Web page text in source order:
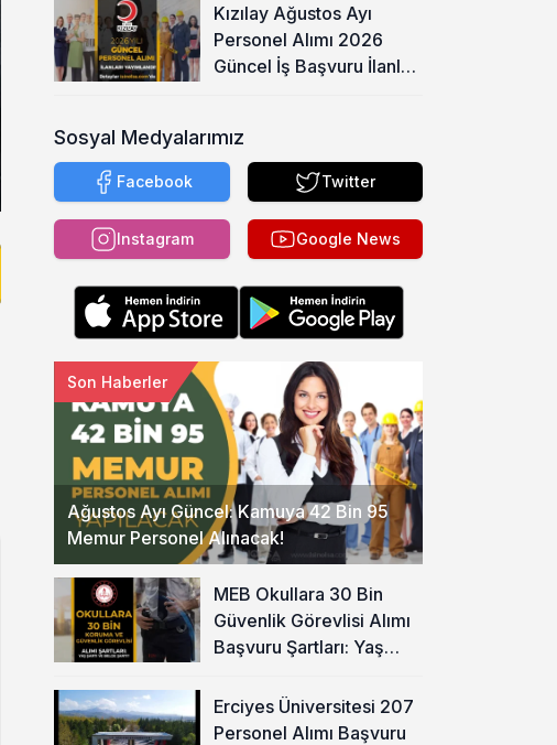
Kızılay Ağustos Ayı
Personel Alımı 2026
Güncel İş Başvuru İlanları
Sosyal Medyalarımız
Facebook Twitter
Instagram Google News
Ağustos Ayı Güncel: Kamuya 42 Bin 95
Memur Personel Alınacak!
Son Haberler
MEB Okullara 30 Bin
Güvenlik Görevlisi Alımı
Başvuru Şartları: Yaş
Olacak Mı?
Erciyes Üniversitesi 207
Personel Alımı Başvuru